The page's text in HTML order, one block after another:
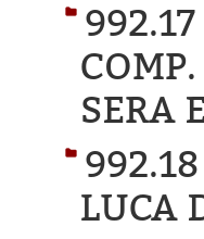
SERA
LUCA